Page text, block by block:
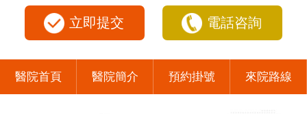
立即提交 電話咨詢
醫院首頁 醫院簡介 預約掛號 來院路線